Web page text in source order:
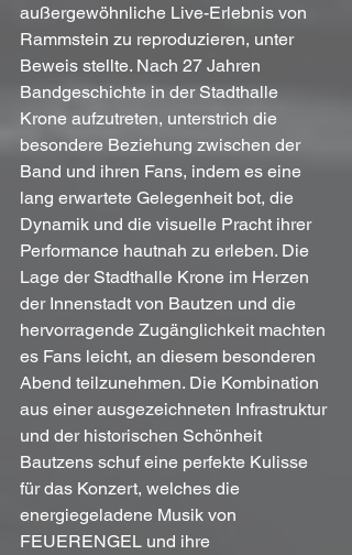
außergewöhnliche Live-Erlebnis von
Rammstein zu reproduzieren, unter
Beweis stellte. Nach 27 Jahren
Bandgeschichte in der Stadthalle
Krone aufzutreten, unterstrich die
besondere Beziehung zwischen der
Band und ihren Fans, indem es eine
lang erwartete Gelegenheit bot, die
Dynamik und die visuelle Pracht ihrer
Performance hautnah zu erleben. Die
Lage der Stadthalle Krone im Herzen
der Innenstadt von Bautzen und die
hervorragende Zugänglichkeit machten
es Fans leicht, an diesem besonderen
Abend teilzunehmen. Die Kombination
aus einer ausgezeichneten Infrastruktur
und der historischen Schönheit
Bautzens schuf eine perfekte Kulisse
für das Konzert, welches die
energiegeladene Musik von
FEUERENGEL und ihre